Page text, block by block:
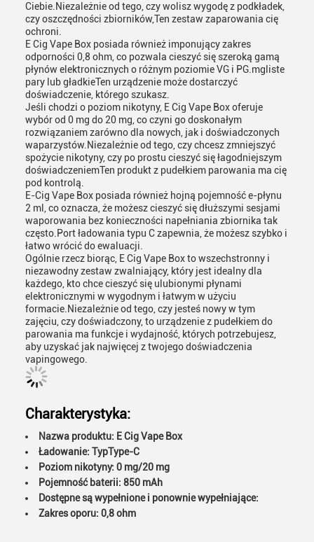
Ciebie.Niezależnie od tego, czy wolisz wygodę z podkładek,
czy oszczędności zbiorników,Ten zestaw zaparowania cię
ochroni.
E Cig Vape Box posiada również imponujący zakres
odporności 0,8 ohm, co pozwala cieszyć się szeroką gamą
płynów elektronicznych o różnym poziomie VG i PG.mgliste
pary lub gładkieTen urządzenie może dostarczyć
doświadczenie, którego szukasz.
Jeśli chodzi o poziom nikotyny, E Cig Vape Box oferuje
wybór od 0 mg do 20 mg, co czyni go doskonałym
rozwiązaniem zarówno dla nowych, jak i doświadczonych
waparzystów.Niezależnie od tego, czy chcesz zmniejszyć
spożycie nikotyny, czy po prostu cieszyć się łagodniejszym
doświadczeniemTen produkt z pudełkiem parowania ma cię
pod kontrolą.
E-Cig Vape Box posiada również hojną pojemność e-płynu
2 ml, co oznacza, że możesz cieszyć się dłuższymi sesjami
waporowania bez konieczności napełniania zbiornika tak
często.Port ładowania typu C zapewnia, że możesz szybko i
łatwo wrócić do ewaluacji.
Ogólnie rzecz biorąc, E Cig Vape Box to wszechstronny i
niezawodny zestaw zwalniający, który jest idealny dla
każdego, kto chce cieszyć się ulubionymi płynami
elektronicznymi w wygodnym i łatwym w użyciu
formacie.Niezależnie od tego, czy jesteś nowy w tym
zajęciu, czy doświadczony, to urządzenie z pudełkiem do
parowania ma funkcje i wydajność, których potrzebujesz,
aby uzyskać jak najwięcej z twojego doświadczenia
vapingowego.
Charakterystyka:
Nazwa produktu: E Cig Vape Box
Ładowanie: TypType-C
Poziom nikotyny: 0 mg/20 mg
Pojemność baterii: 850 mAh
Dostępne są wypełnione i ponownie wypełniające:
Zakres oporu: 0,8 ohm